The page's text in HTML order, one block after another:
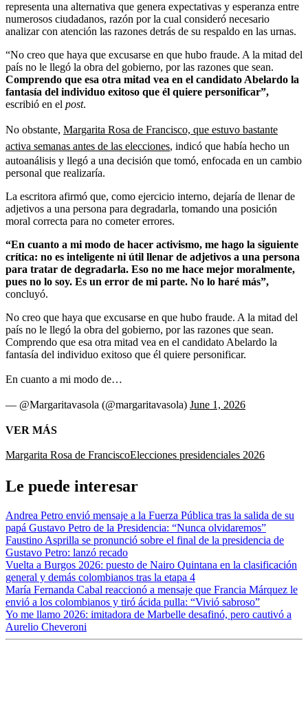
representa una alternativa que genera expectativas y esperanza entre
numerosos ciudadanos, razón por la cual consideró necesario
analizar con atención las razones detrás de su respaldo en las urnas.
“No creo que haya que excusarse en que hubo fraude. A la mitad del
país no le llegó la obra del gobierno, por las razones que sean.
Comprendo que esa otra mitad vea en el candidato Abelardo la
fantasía del individuo exitoso que él quiere personificar”,
escribió en el post.
No obstante, Margarita Rosa de Francisco, que estuvo bastante
activa semanas antes de las elecciones, indicó que había hecho un
autoanálisis y llegó a una decisión que tomó, enfocada en un cambio
personal que realizaría.
La escritora afirmó que, como ejercicio interno, dejaría de llenar de
adjetivos a una persona para degradarla, tomando una posición
moral correcta para no cometer errores.
“En cuanto a mi modo de hacer activismo, me hago la siguiente
crítica: no es inteligente ni útil llenar de adjetivos a una persona
para tratar de degradarla. Eso no me hace mejor moralmente,
pues no lo soy. Es un error de mi parte. No lo haré más”,
concluyó.
No creo que haya que excusarse en que hubo fraude. A la mitad del
país no le llegó la obra del gobierno, por las razones que sean.
Comprendo que esa otra mitad vea en el candidato Abelardo la
fantasía del individuo exitoso que él quiere personificar.
En cuanto a mi modo de…
— @Margaritavasola (@margaritavasola) June 1, 2026
VER MÁS
Margarita Rosa de FranciscoElecciones presidenciales 2026
Le puede interesar
Andrea Petro envió mensaje a la Fuerza Pública tras la salida de su
papá Gustavo Petro de la Presidencia: “Nunca olvidaremos”
Faustino Asprilla se pronunció sobre el final de la presidencia de
Gustavo Petro: lanzó recado
Vuelta a Burgos 2026: puesto de Nairo Quintana en la clasificación
general y demás colombianos tras la etapa 4
María Fernanda Cabal reaccionó a mensaje que Francia Márquez le
envió a los colombianos y tiró ácida pulla: “Vivió sabroso”
Yo me llamo 2026: imitadora de Marbelle desafinó, pero cautivó a
Aurelio Cheveroni